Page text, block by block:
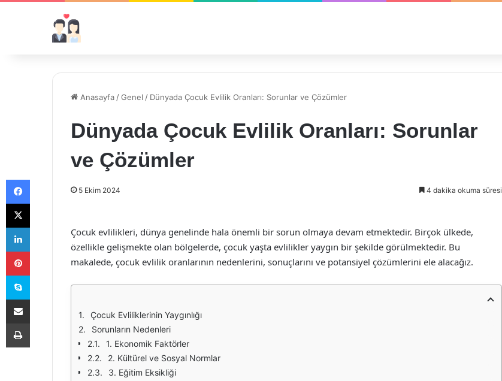
Anasayfa /Genel / Dünyada Çocuk Evlilik Oranları: Sorunlar ve Çözümler
Dünyada Çocuk Evlilik Oranları: Sorunlar
ve Çözümler
5 Ekim 2024 4 dakika okuma süresi
Çocuk evlilikleri, dünya genelinde hala önemli bir sorun olmaya devam etmektedir. Birçok ülkede,
özellikle gelişmekte olan bölgelerde, çocuk yaşta evlilikler yaygın bir şekilde görülmektedir. Bu
makalede, çocuk evlilik oranlarının nedenlerini, sonuçlarını ve potansiyel çözümlerini ele alacağız.
Çocuk Evliliklerinin Yaygınlığı
Sorunların Nedenleri
1. Ekonomik Faktörler
2. Kültürel ve Sosyal Normlar
3. Eğitim Eksikliği
Facebook
X
LinkedIn
Pinterest
Skype
E-Posta ile paylaş